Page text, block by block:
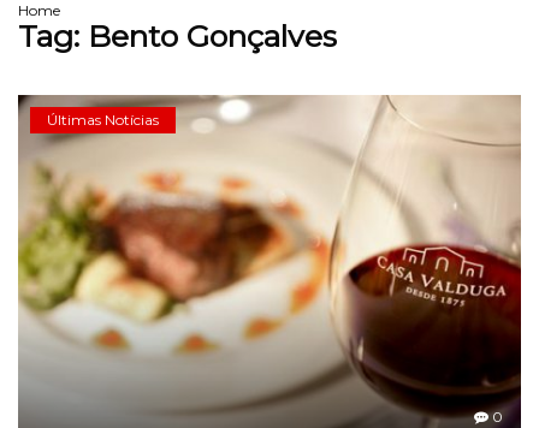
Home
Tag: Bento Gonçalves
Últimas Notícias
0